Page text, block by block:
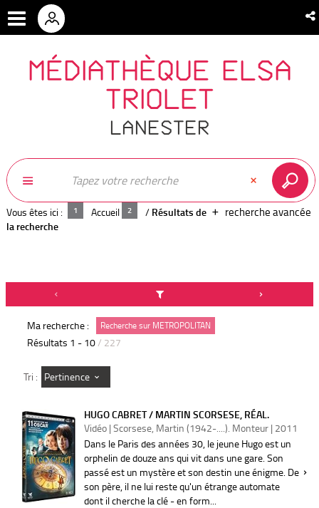
MÉDIATHÈQUE ELSA
TRIOLET
LANESTER
recherche avancée
Vous êtes ici : Accueil / Résultats de
la recherche
Ma recherche : Recherche sur METROPOLITAN
Résultats 1 - 10/ 227
Tri : Pertinence
HUGO CABRET / MARTIN SCORSESE, RÉAL.
Vidéo | Scorsese, Martin (1942-....). Monteur | 2011
Dans le Paris des années 30, le jeune Hugo est un
orphelin de douze ans qui vit dans une gare. Son
passé est un mystère et son destin une énigme. De
son père, il ne lui reste qu'un étrange automate
dont il cherche la clé - en form...